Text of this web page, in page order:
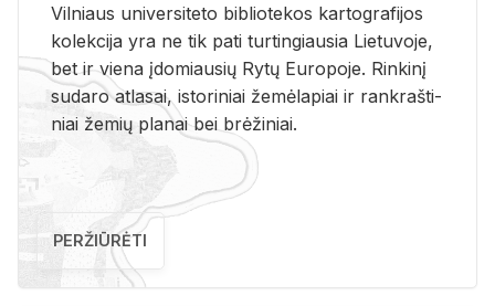
Vil­niaus uni­ver­si­te­to bi­b­lio­te­kos kar­to­gra­fi­jos
ko­lek­ci­ja yra ne tik pati tur­tin­giau­sia Lie­tu­vo­je,
bet ir vie­na įdo­miau­sių Rytų Eu­ro­po­je. Rin­ki­nį
su­da­ro at­la­sai, is­to­ri­niai že­mė­la­piai ir rank­raš­ti­
niai že­mių pla­nai bei brė­ži­niai.
PERŽIŪRĖTI